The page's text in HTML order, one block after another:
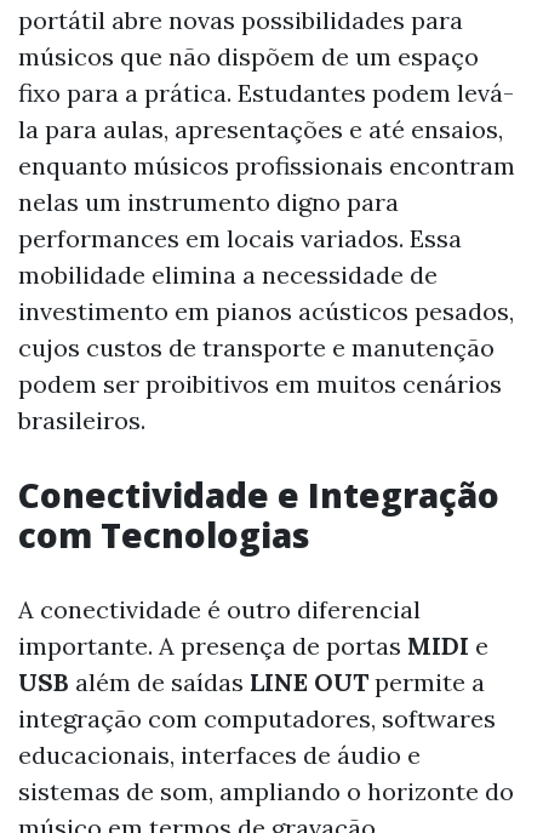
portátil abre novas possibilidades para
músicos que não dispõem de um espaço
fixo para a prática. Estudantes podem levá-
la para aulas, apresentações e até ensaios,
enquanto músicos profissionais encontram
nelas um instrumento digno para
performances em locais variados. Essa
mobilidade elimina a necessidade de
investimento em pianos acústicos pesados,
cujos custos de transporte e manutenção
podem ser proibitivos em muitos cenários
brasileiros.
Conectividade e Integração
com Tecnologias
A conectividade é outro diferencial
importante. A presença de portas MIDI e
USB além de saídas LINE OUT permite a
integração com computadores, softwares
educacionais, interfaces de áudio e
sistemas de som, ampliando o horizonte do
músico em termos de gravação,